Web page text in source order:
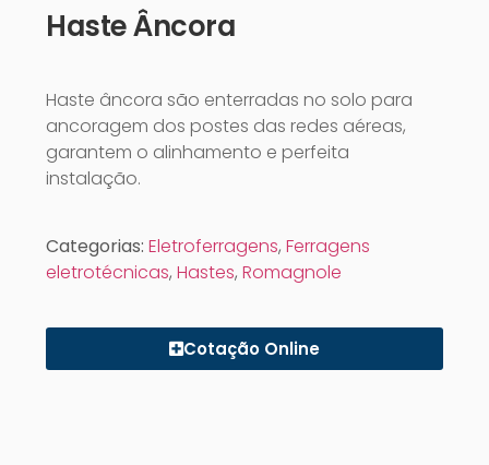
Haste Âncora
Haste âncora são enterradas no solo para
ancoragem dos postes das redes aéreas,
garantem o alinhamento e perfeita
instalação.
Categorias: Eletroferragens, Ferragens
eletrotécnicas, Hastes, Romagnole
Cotação Online